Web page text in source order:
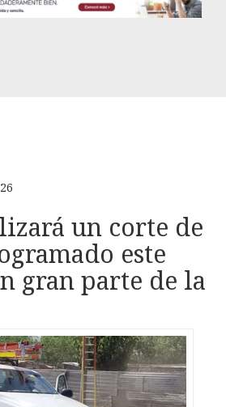
un corte de
este
gran parte de la